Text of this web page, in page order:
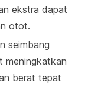
ekstra dapat
otot.
seimbang
meningkatkan
berat tepat